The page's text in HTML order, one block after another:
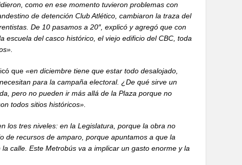
como en ese momento tuvieron problemas con
de detención Club Atlético, cambiaron la traza del
De 10 pasamos a 20″, explicó y agregó que con
escuela del casco histórico, el viejo edificio del CBC, toda
que «en diciembre tiene que estar todo desalojado,
para la campaña electoral. ¿De qué sirve un
pero no pueden ir más allá de la Plaza porque no
todos sitios históricos».
los tres niveles: en la Legislatura, porque la obra no
de recursos de amparo, porque apuntamos a que la
calle. Este Metrobús va a implicar un gasto enorme y la